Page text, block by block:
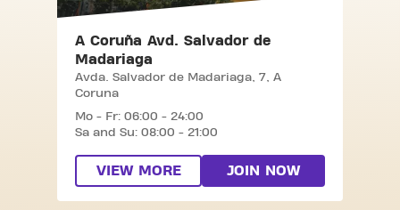
A Coruña Avd. Salvador de
Madariaga
Avda. Salvador de Madariaga, 7, A
Coruna
Mo - Fr: 06:00 - 24:00
Sa and Su: 08:00 - 21:00
VIEW MORE JOIN NOW